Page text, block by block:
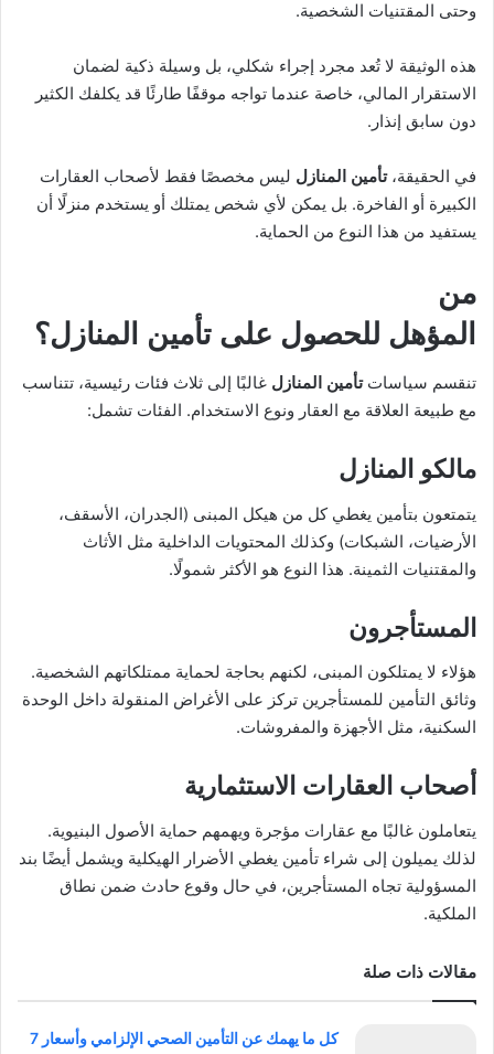
وحتى المقتنيات الشخصية.
هذه الوثيقة لا تُعد مجرد إجراء شكلي، بل وسيلة ذكية لضمان
الاستقرار المالي، خاصة عندما تواجه موقفًا طارئًا قد يكلفك الكثير
دون سابق إنذار.
في الحقيقة،تأمين المنازل ليس مخصصًا فقط لأصحاب العقارات
الكبيرة أو الفاخرة. بل يمكن لأي شخص يمتلك أو يستخدم منزلًا أن
يستفيد من هذا النوع من الحماية.
من
المؤهل للحصول على تأمين المنازل؟
تنقسم سياساتتأمين المنازل غالبًا إلى ثلاث فئات رئيسية، تتناسب
مع طبيعة العلاقة مع العقار ونوع الاستخدام. الفئات تشمل:
مالكو المنازل
يتمتعون بتأمين يغطي كل من هيكل المبنى (الجدران، الأسقف،
الأرضيات، الشبكات) وكذلك المحتويات الداخلية مثل الأثاث
والمقتنيات الثمينة. هذا النوع هو الأكثر شمولًا.
المستأجرون
هؤلاء لا يمتلكون المبنى، لكنهم بحاجة لحماية ممتلكاتهم الشخصية.
وثائق التأمين للمستأجرين تركز على الأغراض المنقولة داخل الوحدة
السكنية، مثل الأجهزة والمفروشات.
أصحاب العقارات الاستثمارية
يتعاملون غالبًا مع عقارات مؤجرة ويهمهم حماية الأصول البنيوية.
لذلك يميلون إلى شراء تأمين يغطي الأضرار الهيكلية ويشمل أيضًا بند
المسؤولية تجاه المستأجرين، في حال وقوع حادث ضمن نطاق
الملكية.
مقالات ذات صلة
كل ما يهمك عن التأمين الصحي الإلزامي وأسعار 7